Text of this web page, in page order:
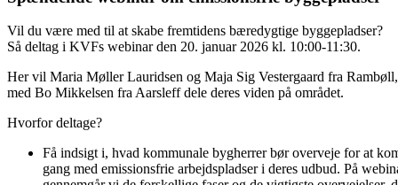
Vil du være med til at skabe fremtidens bæredygtige byggepladser?
Så deltag i KVFs webinar den 20. januar 2026 kl. 10:00-11:30.
Her vil Maria Møller Lauridsen og Maja Sig Vestergaard fra
med Bo Mikkelsen fra Aarsleff dele deres viden på området.
Hvorfor deltage?
Få indsigt i, hvad kommunale bygherrer bør overveje for at
gang med emissionsfrie arbejdspladser i deres udbud. På